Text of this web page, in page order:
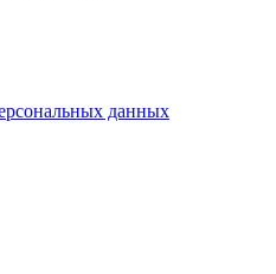
данных